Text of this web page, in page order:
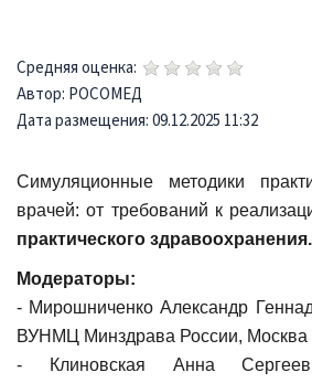
Средняя оценка:
Автор: РОСОМЕД
Дата размещения: 09.12.2025 11:32
Симуляционные методики
врачей: от требований к
практического здравоохранения.
Модераторы:
- Мирошниченко Александр
ВУНМЦ Минздрава России, Москва
- Клиновская Анна